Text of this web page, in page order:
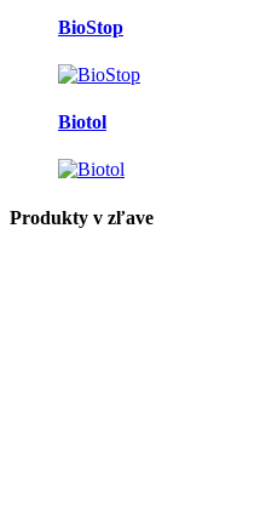
BioStop
Biotol
Produkty v zľave